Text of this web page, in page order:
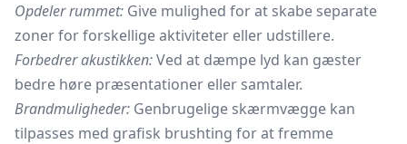
Opdeler rummet: Give mulighed for at skabe separate
zoner for forskellige aktiviteter eller udstillere.
Forbedrer akustikken:Ved at dæmpe lyd kan gæster
bedre høre præsentationer eller samtaler.
Brandmuligheder: Genbrugelige skærmvægge kan
tilpasses med grafisk brushting for at fremme